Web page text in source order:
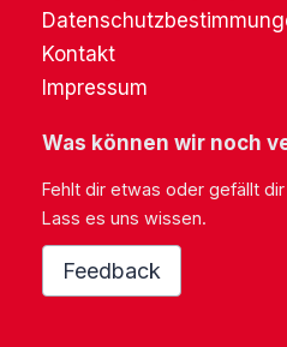
Kontakt
Impressum
Was können wir noch
Fehlt dir etwas oder gefällt
Lass es uns wissen.
Feedback